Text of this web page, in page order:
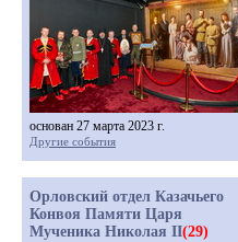
основан 27 марта 2023 г.
Другие события
Орловский отдел Казачьего
Конвоя Памяти Царя
Мученика Николая II(29)